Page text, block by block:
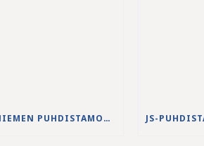
NENÄINNIEMEN PUHDISTAMON YLIVUODON 27.-28.5.2026 VESISTÖVAIKUTUKSET